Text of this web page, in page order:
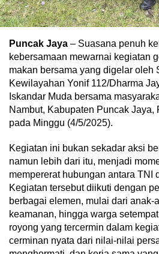
Puncak Jaya – Suasana penuh
kebersamaan mewarnai kegiatan
makan bersama yang digelar oleh
Kewilayahan Yonif 112/Dharma
Iskandar Muda bersama
Nambut, Kabupaten Puncak Jaya,
pada Minggu (4/5/2025).
Kegiatan ini bukan sekadar aksi
namun lebih dari itu, menjadi
mempererat hubungan antara TNI
Kegiatan tersebut diikuti dengan
berbagai elemen, mulai dari anak-
keamanan, hingga warga
royong yang tercermin dalam
cerminan nyata dari nilai-nilai